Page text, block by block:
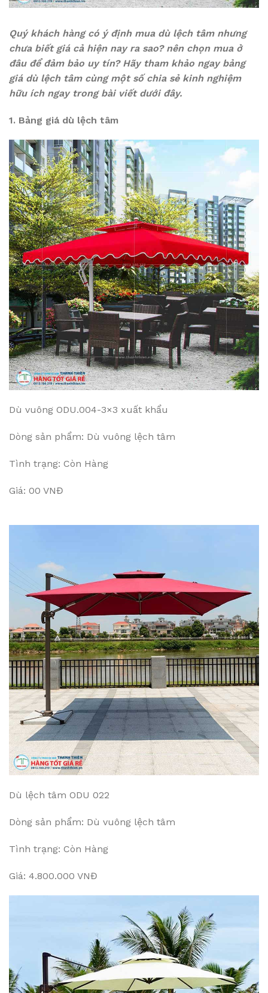
Quý khách hàng có ý định mua dù lệch tâm nhưng
chưa biết giá cả hiện nay ra sao? nên chọn mua ở
đâu để đảm bảo uy tín? Hãy tham khảo ngay bảng
giá dù lệch tâm cùng một số chia sẻ kinh nghiệm
hữu ích ngay trong bài viết dưới đây.
1. Bảng giá dù lệch tâm
Dù vuông ODU.004-3×3 xuất khẩu
Dòng sản phẩm: Dù vuông lệch tâm
Tình trạng: Còn Hàng
Giá: 00 VNĐ
Dù lệch tâm ODU 022
Dòng sản phẩm: Dù vuông lệch tâm
Tình trạng: Còn Hàng
Giá: 4.800.000 VNĐ